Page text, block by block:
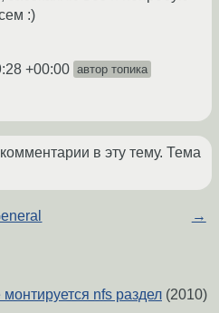
:)
+00:00 автор топика
в эту тему. Тема
→
монтируется nfs раздел (2010)